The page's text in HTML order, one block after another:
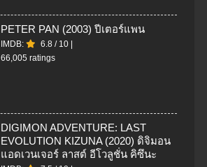
PETER PAN (2003) ปีเตอร์แพน
IMDB: 6.8 / 10
66,005 ratings
DIGIMON ADVENTURE: LAST
EVOLUTION KIZUNA (2020) ดิจิมอน
แอดเวนเจอร์ ลาสต์ อีโวลูชั่น คิซึนะ